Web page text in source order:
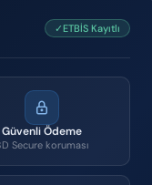
✓ETBİS Kayıtlı
Güvenli Ödeme
Secure koruması